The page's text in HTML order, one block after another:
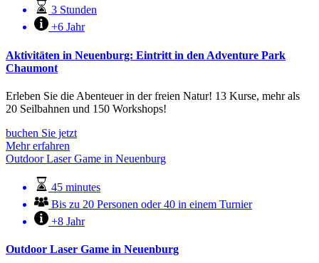
3 Stunden
+6 Jahr
Aktivitäten in Neuenburg: Eintritt in den Adventure Park
Chaumont
Erleben Sie die Abenteuer in der freien Natur! 13 Kurse, mehr als
20 Seilbahnen und 150 Workshops!
buchen Sie jetzt
Mehr erfahren
Outdoor Laser Game in Neuenburg
45 minutes
Bis zu 20 Personen oder 40 in einem Turnier
+8 Jahr
Outdoor Laser Game in Neuenburg